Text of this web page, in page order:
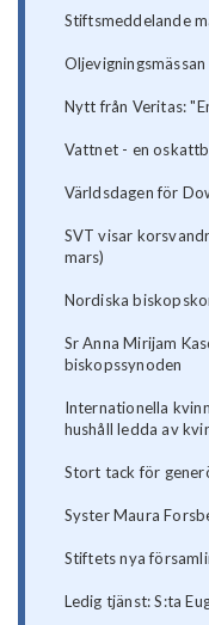
Stiftsmeddelande
Nytt från Veritas:
Vattnet - en
Världsdagen för
SVT visar
mars)
Nordiska
Sr Anna Mirijam
biskopssynoden
Internationella
hushåll ledda av
Stort tack för
Syster Maura
Stiftets nya
Ledig tjänst: S:ta